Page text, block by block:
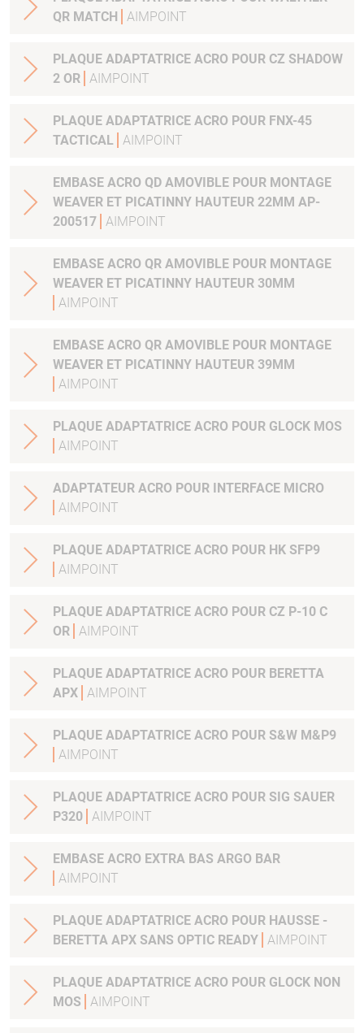
QR MATCH
AIMPOINT
PLAQUE ADAPTATRICE ACRO POUR CZ SHADOW
2 OR AIMPOINT
PLAQUE ADAPTATRICE ACRO POUR FNX-45
TACTICAL
AIMPOINT
EMBASE ACRO QD AMOVIBLE POUR MONTAGE
WEAVER ET PICATINNY HAUTEUR 22MM AP-
200517 AIMPOINT
EMBASE ACRO QR AMOVIBLE POUR MONTAGE
WEAVER ET PICATINNY HAUTEUR 30MM
AIMPOINT
EMBASE ACRO QR AMOVIBLE POUR MONTAGE
WEAVER ET PICATINNY HAUTEUR 39MM
AIMPOINT
PLAQUE ADAPTATRICE ACRO POUR GLOCK MOS
AIMPOINT
ADAPTATEUR ACRO POUR INTERFACE MICRO
AIMPOINT
PLAQUE ADAPTATRICE ACRO POUR HK SFP9
AIMPOINT
PLAQUE ADAPTATRICE ACRO POUR CZ P-10 C
OR AIMPOINT
PLAQUE ADAPTATRICE ACRO POUR BERETTA
APX AIMPOINT
PLAQUE ADAPTATRICE ACRO POUR S&W M&P9
AIMPOINT
PLAQUE ADAPTATRICE ACRO POUR SIG SAUER
P320 AIMPOINT
EMBASE ACRO EXTRA BAS ARGO BAR
AIMPOINT
PLAQUE ADAPTATRICE ACRO POUR HAUSSE -
BERETTA APX SANS OPTIC READY AIMPOINT
PLAQUE ADAPTATRICE ACRO POUR GLOCK NON
MOS
AIMPOINT